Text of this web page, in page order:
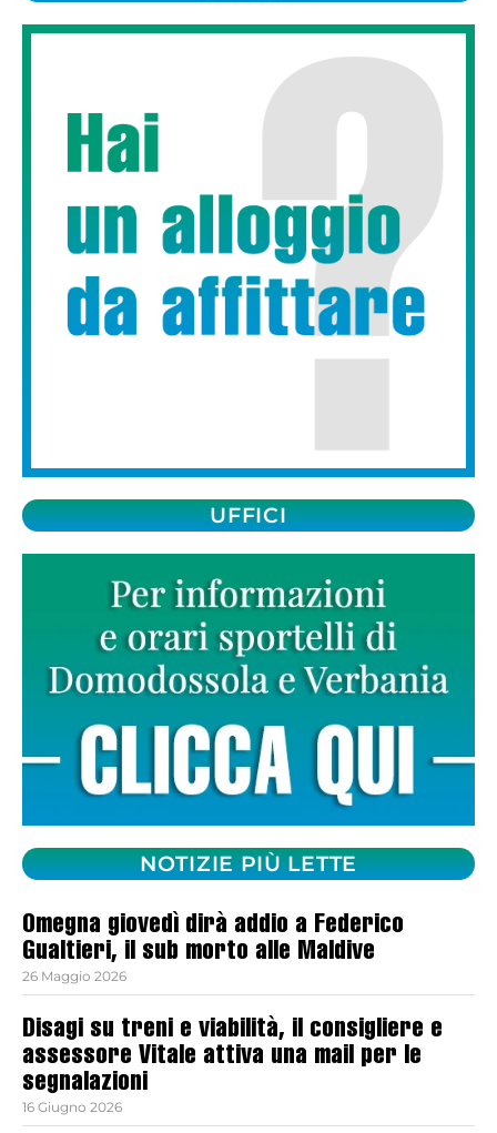
UFFICI
NOTIZIE PIÙ LETTE
Omegna giovedì dirà addio a Federico
Gualtieri, il sub morto alle Maldive
26 Maggio 2026
Disagi su treni e viabilità, il consigliere e
assessore Vitale attiva una mail per le
segnalazioni
16 Giugno 2026